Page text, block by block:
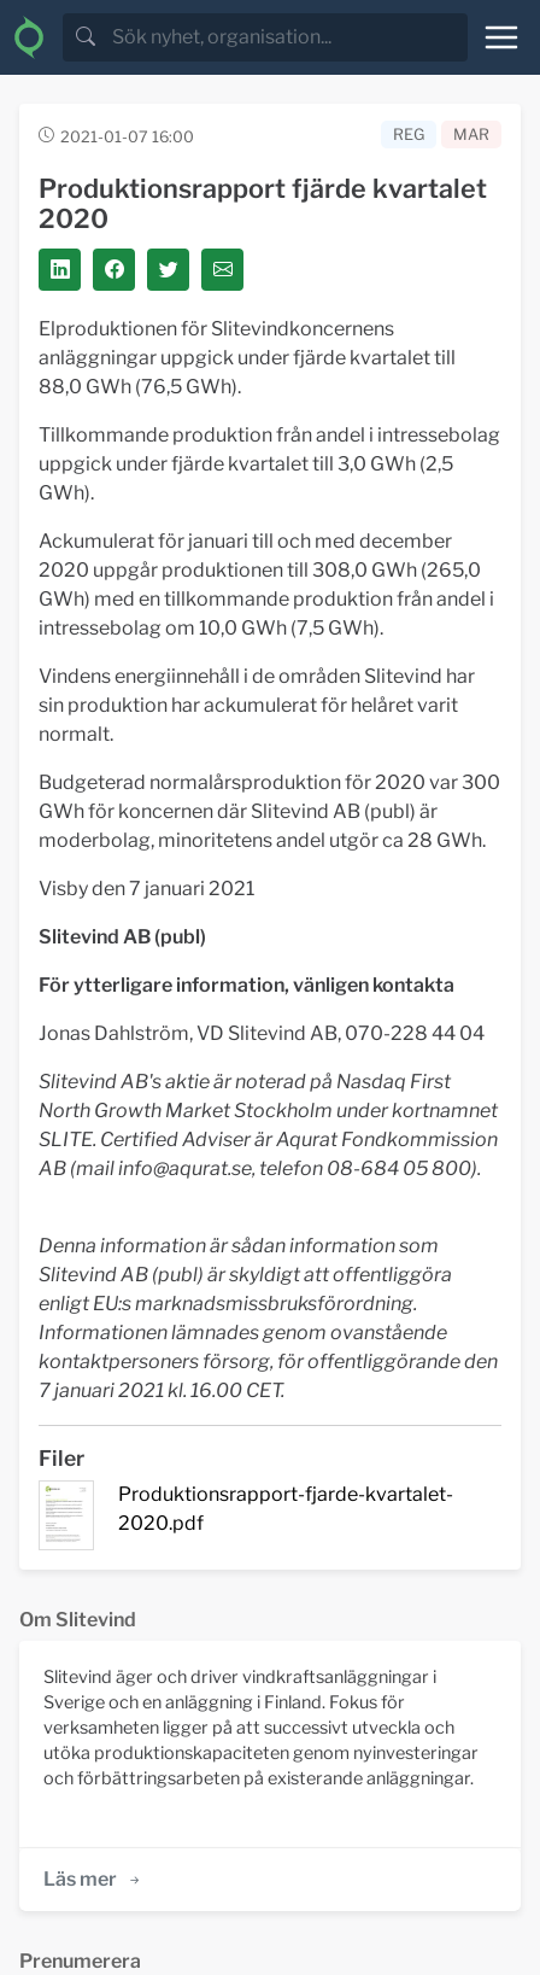
2021-01-07 16:00 REG MAR
Produktionsrapport fjärde kvartalet
2020
Elproduktionen för Slitevindkoncernens
anläggningar uppgick under fjärde kvartalet till
88,0 GWh (76,5 GWh).
Tillkommande produktion från andel i intressebolag
uppgick under fjärde kvartalet till 3,0 GWh (2,5
GWh).
Ackumulerat för januari till och med december
2020 uppgår produktionen till 308,0 GWh (265,0
GWh) med en tillkommande produktion från andel i
intressebolag om 10,0 GWh (7,5 GWh).
Vindens energiinnehåll i de områden Slitevind har
sin produktion har ackumulerat för helåret varit
normalt.
Budgeterad normalårsproduktion för 2020 var 300
GWh för koncernen där Slitevind AB (publ) är
moderbolag, minoritetens andel utgör ca 28 GWh.
Visby den 7 januari 2021
Slitevind AB (publ)
För ytterligare information, vänligen kontakta
Jonas Dahlström, VD Slitevind AB, 070-228 44 04
Slitevind AB's aktie är noterad på Nasdaq First
North Growth Market Stockholm under kortnamnet
SLITE. Certified Adviser är Aqurat Fondkommission
AB (mailinfo@aqurat.se, telefon 08-684 05 800).
Denna information är sådan information som
Slitevind AB (publ) är skyldigt att offentliggöra
enligt EU:s marknadsmissbruksförordning.
Informationen lämnades genom ovanstående
kontaktpersoners försorg, för offentliggörande den
7 januari 2021 kl. 16.00 CET.
Filer
Produktionsrapport-fjarde-kvartalet-
2020.pdf
Om Slitevind
Slitevind äger och driver vindkraftsanläggningar i
Sverige och en anläggning i Finland. Fokus för
verksamheten ligger på att successivt utveckla och
utöka produktionskapaciteten genom nyinvesteringar
och förbättringsarbeten på existerande anläggningar.
Läs mer
Prenumerera